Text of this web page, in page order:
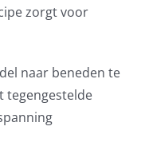
zorgt voor
naar beneden te
tegengestelde